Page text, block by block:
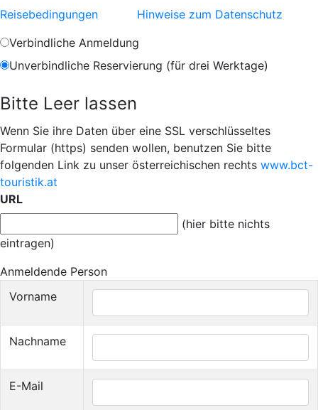
Reisebedingungen
Hinweise zum Datenschutz
Verbindliche Anmeldung
Unverbindliche Reservierung (für drei Werktage)
Wenn Sie ihre Daten über eine SSL verschlüsseltes
Formular (https) senden wollen, benutzen Sie bitte
folgenden Link zu unser österreichischen rechts www.bct-
touristik.at
Bitte Leer lassen
URL
(hier bitte nichts
eintragen)
Anmeldende Person
Vorname
Nachname
E-Mail